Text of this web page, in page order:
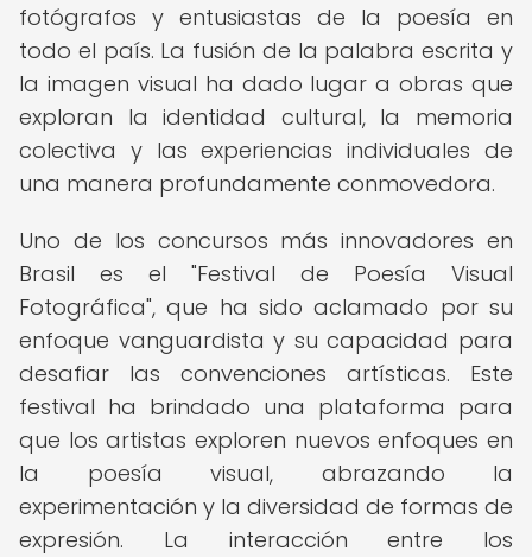
fotógrafos y entusiastas de la poesía en
todo el país. La fusión de la palabra escrita y
la imagen visual ha dado lugar a obras que
exploran la identidad cultural, la memoria
colectiva y las experiencias individuales de
una manera profundamente conmovedora.
Uno de los concursos más innovadores en
Brasil es el "Festival de Poesía Visual
Fotográfica", que ha sido aclamado por su
enfoque vanguardista y su capacidad para
desafiar las convenciones artísticas. Este
festival ha brindado una plataforma para
que los artistas exploren nuevos enfoques en
la poesía visual, abrazando la
experimentación y la diversidad de formas de
expresión. La interacción entre los